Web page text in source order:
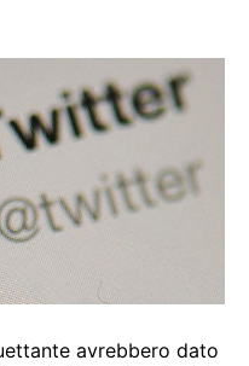
avrebbero dato